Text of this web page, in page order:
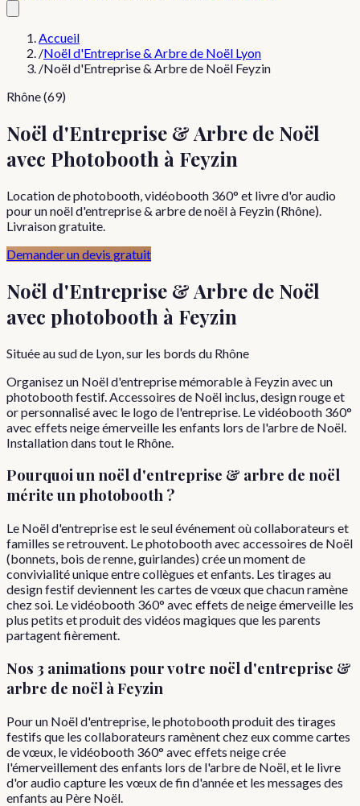
Accueil
/Noël d'Entreprise & Arbre de Noël Lyon
/Noël d'Entreprise & Arbre de Noël Feyzin
Rhône (69)
Noël d'Entreprise & Arbre de Noël
avec Photobooth à Feyzin
Location de photobooth, vidéobooth 360° et livre d'or audio
pour un noël d'entreprise & arbre de noël à Feyzin (Rhône).
Livraison gratuite.
Demander un devis gratuit
Noël d'Entreprise & Arbre de Noël
avec photobooth à Feyzin
Située au sud de Lyon, sur les bords du Rhône
Organisez un Noël d'entreprise mémorable à Feyzin avec un
photobooth festif. Accessoires de Noël inclus, design rouge et
or personnalisé avec le logo de l'entreprise. Le vidéobooth 360°
avec effets neige émerveille les enfants lors de l'arbre de Noël.
Installation dans tout le Rhône.
Pourquoiun noël d'entreprise & arbre de noël
mérite un photobooth ?
Le Noël d'entreprise est le seul événement où collaborateurs et
familles se retrouvent. Le photobooth avec accessoires de Noël
(bonnets, bois de renne, guirlandes) crée un moment de
convivialité unique entre collègues et enfants. Les tirages au
design festif deviennent les cartes de vœux que chacun ramène
chez soi. Le vidéobooth 360° avec effets de neige émerveille les
plus petits et produit des vidéos magiques que les parents
partagent fièrement.
Nos 3 animations pour votre noël d'entreprise &
arbre de noël à Feyzin
Pour un Noël d'entreprise, le photobooth produit des tirages
festifs que les collaborateurs ramènent chez eux comme cartes
de vœux, le vidéobooth 360° avec effets neige crée
l'émerveillement des enfants lors de l'arbre de Noël, et le livre
d'or audio capture les vœux de fin d'année et les messages des
enfants au Père Noël.